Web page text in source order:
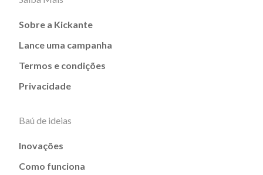
Sobre a Kickante
Lance uma campanha
Termos e condições
Privacidade
Baú de ideias
Inovações
Como funciona